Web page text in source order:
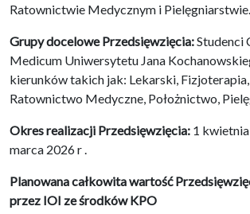
Ratownictwie Medycznym i Pielęgniarstwie.
Grupy docelowe Przedsięwzięcia:Studenci
Medicum Uniwersytetu Jana
kierunków takich jak: Lekarski, Fizjoterapia,
Ratownictwo Medyczne, Położnictwo,
Okres realizacji Przedsięwzięcia: 1
marca 2026 r .
Planowana całkowita wartość
przez IOI ze środków KPO